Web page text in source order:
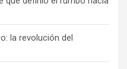
la revolución del